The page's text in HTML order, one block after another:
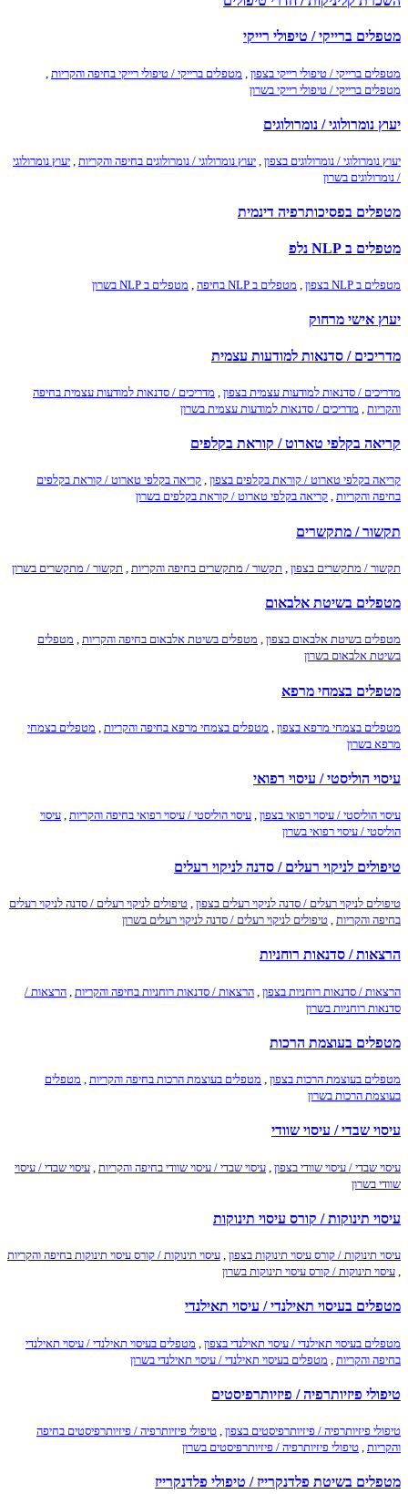
מטפלים ברייקי / טיפולי רייקי
מטפלים ברייקי / טיפולי רייקי בצפון מטפלים ברייקי / טיפולי רייקי בחיפה והקריות
מטפלים ברייקי / טיפולי רייקי בשרון
יעוץ נומרולוגי / נומרולוגים
יעוץ נומרולוגי / נומרולוגים בצפון , יעוץ נומרולוגי / נומרולוגים בחיפה והקריות , יעוץ נומרולוגי
/ נומרולוגים בשרון
מטפלים בפסיכותרפיה דינמית
מטפלים ב NLP נלפ
מטפלים ב NLP בצפון מטפלים ב NLP בחיפה מטפלים ב NLP בשרון
יעוץ אישי מרחוק
מדריכים / סדנאות למודעות עצמית
מדריכים / סדנאות למודעות עצמית בצפון
מדריכים / סדנאות למודעות עצמית בחיפה
והקריות
מדריכים / סדנאות למודעות עצמית בשרון
קריאה בקלפי טארוט / קוראת בקלפים
קריאה בקלפי טארוט / קוראת בקלפים בצפון , קריאה בקלפי טארוט / קוראת בקלפים
בחיפה והקריות , קריאה בקלפי טארוט / קוראת בקלפים בשרון
תקשור / מתקשרים
תקשור / מתקשרים בצפון תקשור / מתקשרים בחיפה והקריות תקשור / מתקשרים בשרון
מטפלים בשיטת אלבאום
מטפלים בשיטת אלבאום בצפון , מטפלים בשיטת אלבאום בחיפה והקריות , מטפלים
בשיטת אלבאום בשרון
מטפלים בצמחי מרפא
מטפלים בצמחי מרפא בצפון מטפלים בצמחי מרפא בחיפה והקריות
מטפלים בצמחי
מרפא בשרון
עיסוי הוליסטי / עיסוי רפואי
עיסוי הוליסטי / עיסוי רפואי בצפון , עיסוי הוליסטי / עיסוי רפואי בחיפה והקריות , עיסוי
הוליסטי / עיסוי רפואי בשרון
טיפולים לניקוי רעלים / סדנה לניקוי רעלים
טיפולים לניקוי רעלים / סדנה לניקוי רעלים בצפון טיפולים לניקוי רעלים / סדנה לניקוי רעלים
בחיפה והקריות
טיפולים לניקוי רעלים / סדנה לניקוי רעלים בשרון
הרצאות / סדנאות רוחניות
הרצאות / סדנאות רוחניות בצפון הרצאות / סדנאות רוחניות בחיפה והקריות
הרצאות /
סדנאות רוחניות בשרון
מטפלים בעוצמת הרכות
מטפלים בעוצמת הרכות בצפון , מטפלים בעוצמת הרכות בחיפה והקריות , מטפלים
בעוצמת הרכות בשרון
עיסוי שבדי / עיסוי שוודי
עיסוי שבדי / עיסוי שוודי בצפון עיסוי שבדי / עיסוי שוודי בחיפה והקריות
עיסוי שבדי / עיסוי
שוודי בשרון
עיסוי תינוקות / קורס עיסוי תינוקות
עיסוי תינוקות / קורס עיסוי תינוקות בצפון , עיסוי תינוקות / קורס עיסוי תינוקות בחיפה והקריות
, עיסוי תינוקות / קורס עיסוי תינוקות בשרון
מטפלים בעיסוי תאילנדי / עיסוי תאילנדי
מטפלים בעיסוי תאילנדי / עיסוי תאילנדי בצפון
מטפלים בעיסוי תאילנדי / עיסוי תאילנדי
בחיפה והקריות
מטפלים בעיסוי תאילנדי / עיסוי תאילנדי בשרון
טיפולי פיזיותרפיה / פיזיותרפיסטים
טיפולי פיזיותרפיה / פיזיותרפיסטים בצפון , טיפולי פיזיותרפיה / פיזיותרפיסטים בחיפה
והקריות , טיפולי פיזיותרפיה / פיזיותרפיסטים בשרון
מטפלים בשיטת פלדנקרייז / טיפולי פלדנקרייז